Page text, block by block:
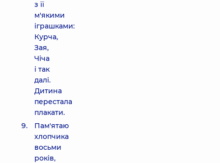
з її
м'якими
іграшками:
Курча,
Зая,
Чіча
і так
далі.
Дитина
перестала
плакати.
Пам'ятаю
хлопчика
восьми
років,